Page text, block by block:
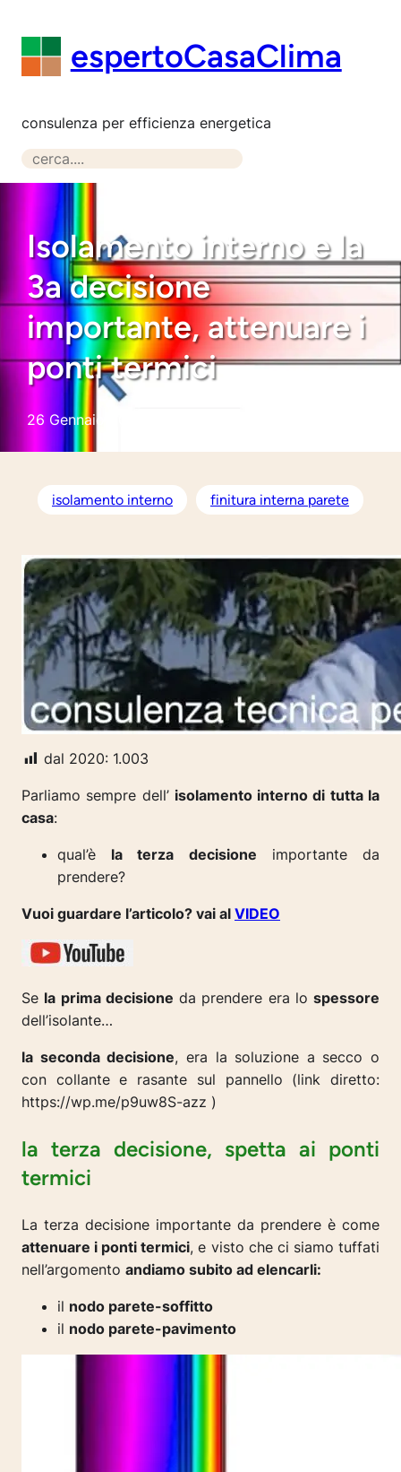
contenuto espertoCasaClima
consulenza per efficienza energetica
S
e
Isolamento interno e la
3a decisione
importante, attenuare i
ponti termici
26 Gennaio 2024
isolamento interno finitura interna parete
dal 2020: 1.003
Parliamo sempre dell’ isolamento interno di tutta la
casa:
qual’è la terza decisione importante da
prendere?
Vuoi guardare l’articolo? vai al VIDEO
Se la prima decisione da prendere era lo spessore
dell’isolante…
la seconda decisione, era la soluzione a secco o
con collante e rasante sul pannello (link diretto:
https://wp.me/p9uw8S-azz )
la terza decisione, spetta ai ponti
termici
La terza decisione importante da prendere è come
attenuare i ponti termici, e visto che ci siamo tuffati
nell’argomento andiamo subito ad elencarli:
il nodo parete-soffitto
il nodo parete-pavimento